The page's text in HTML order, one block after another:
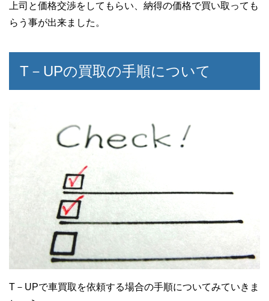
上司と価格交渉をしてもらい、納得の価格で買い取っても
らう事が出来ました。
T－UPの買取の手順について
T－UPで車買取を依頼する場合の手順についてみていきま